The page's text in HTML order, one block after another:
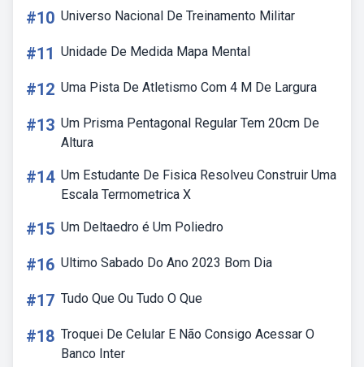
#10 Universo Nacional De Treinamento Militar
#11 Unidade De Medida Mapa Mental
#12 Uma Pista De Atletismo Com 4 M De Largura
#13 Um Prisma Pentagonal Regular Tem 20cm De
Altura
#14 Um Estudante De Fisica Resolveu Construir Uma
Escala Termometrica X
#15 Um Deltaedro é Um Poliedro
#16 Ultimo Sabado Do Ano 2023 Bom Dia
#17 Tudo Que Ou Tudo O Que
#18 Troquei De Celular E Não Consigo Acessar O
Banco Inter